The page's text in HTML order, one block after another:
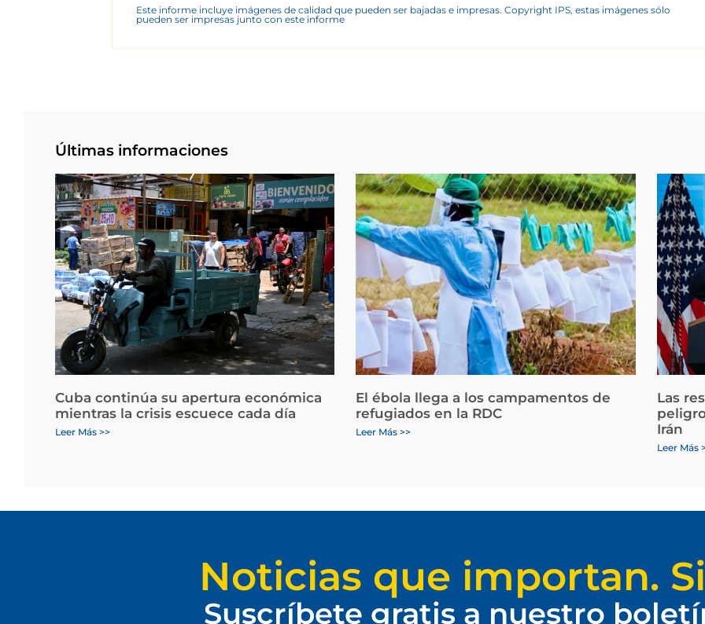
Este informe incluye imágenes de calidad que pueden ser bajadas e impresas. Copyright IPS, estas imágenes sólo
pueden ser impresas junto con este informe
Últimas informaciones
Cuba continúa su apertura económica
mientras la crisis escuece cada día
Leer Más >>
El ébola llega a los campamentos de
refugiados en la RDC
Leer Más >>
Las
Irán
Leer Más
Noticias que importan.
Suscríbete gratis a nuestro